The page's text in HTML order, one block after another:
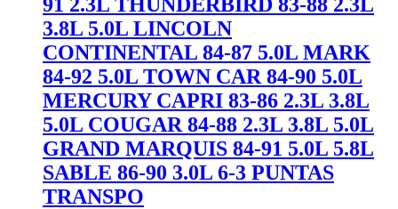
3.8L 5.0L LINCOLN
CONTINENTAL 84-87 5.0L MARK
84-92 5.0L TOWN CAR 84-90 5.0L
MERCURY CAPRI 83-86 2.3L 3.8L
5.0L COUGAR 84-88 2.3L 3.8L 5.0L
GRAND MARQUIS 84-91 5.0L 5.8L
SABLE 86-90 3.0L 6-3 PUNTAS
TRANSPO